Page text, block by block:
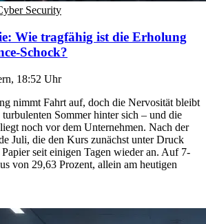
Security
Wie tragfähig ist die Erholung
Schock?
18:52 Uhr
nimmt Fahrt auf, doch die Nervosität bleibt
Sommer hinter sich – und die
noch vor dem Unternehmen. Nach der
Juli, die den Kurs zunächst unter Druck
Papier seit einigen Tagen wieder an. Auf 7-
von 29,63 Prozent, allein am heutigen